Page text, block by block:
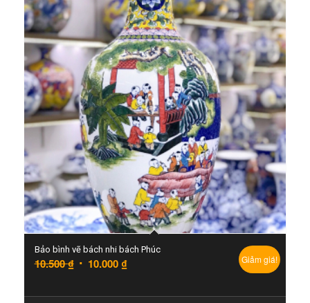
Bảo bình vẽ bách nhi bách Phúc
10.500₫ 10.000 ₫ Giảm giá!